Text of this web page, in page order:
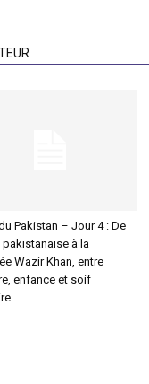
Pakistan – Jour 4 : De
pakistanaise à la
Wazir Khan, entre
enfance et soif